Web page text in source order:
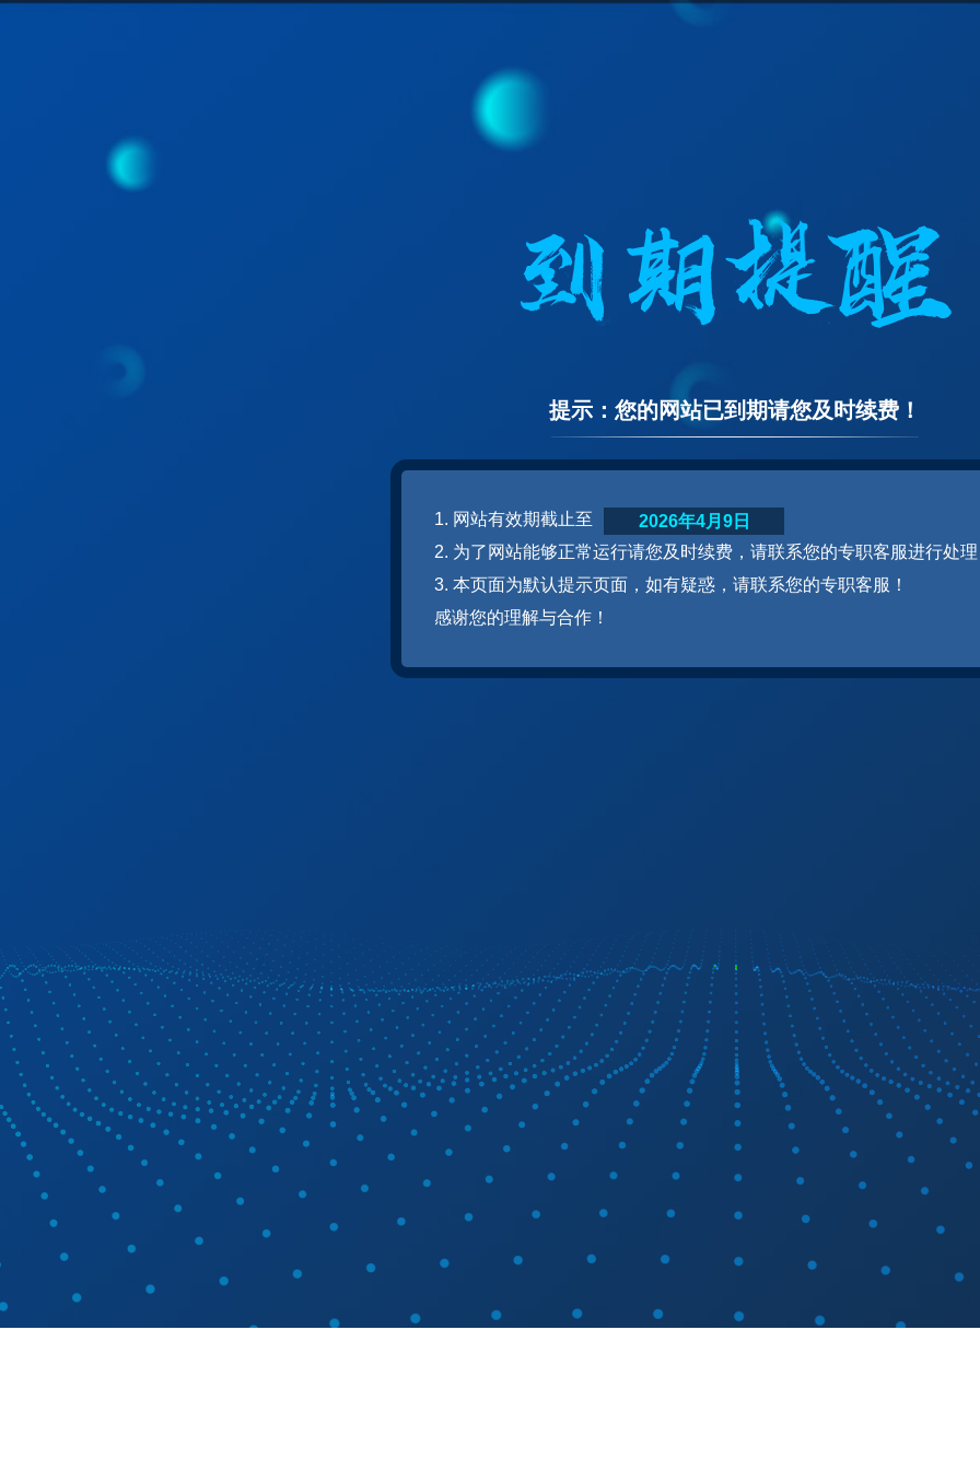
提示：您的网站已到期请您及时续费！
1. 网站有效期截止至
2. 为了网站能够正常运行请您及时续费，请联系您的专职客服进行处
3. 本页面为默认提示页面，如有疑惑，请联系您的专职客服！
感谢您的理解与合作！
2026年4月9日